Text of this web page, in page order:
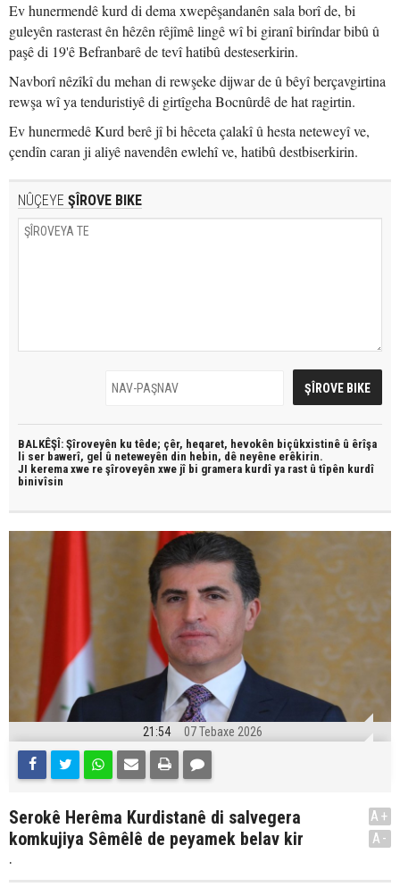
Ev hunermendê kurd di dema xwepêşandanên sala borî de, bi
guleyên rasterast ên hêzên rêjîmê lingê wî bi giranî birîndar bibû û
paşê di 19'ê Befranbarê de tevî hatibû desteserkirin.
Navborî nêzîkî du mehan di rewşeke dijwar de û bêyî berçavgirtina
rewşa wî ya tenduristiyê di girtîgeha Bocnûrdê de hat ragirtin.
Ev hunermedê Kurd berê jî bi hêceta çalakî û hesta neteweyî ve,
çendîn caran ji aliyê navendên ewlehî ve, hatibû destbiserkirin.
NÛÇEYE ŞÎROVE BIKE
BALKÊŞÎ: Şîroveyên ku têde; çêr, heqaret, hevokên biçûkxistinê û êrîşa
li ser bawerî, gel û neteweyên din hebin, dê neyêne erêkirin.
JI kerema xwe re şîroveyên xwe jî bi gramera kurdî ya rast û tîpên kurdî
binivîsin
21:54 07 Tebaxe 2026
Serokê Herêma Kurdistanê di salvegera
komkujiya Sêmêlê de peyamek belav kir
.
A+
A-